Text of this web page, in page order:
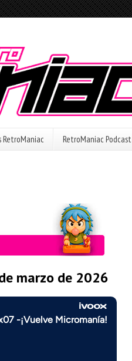
RetroManiac RetroManiac Podcast
marzo de 2026